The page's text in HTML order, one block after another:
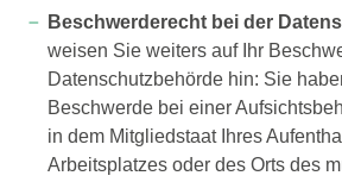
Beschwerderecht bei der
weisen Sie weiters auf Ihr
Datenschutzbehörde hin: Sie
Beschwerde bei einer
in dem Mitgliedstaat Ihres
Arbeitsplatzes oder des Orts des